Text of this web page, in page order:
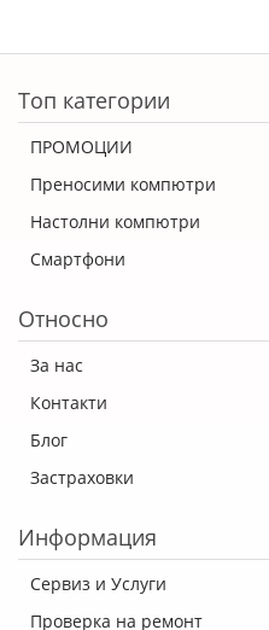
Топ категории
ПРОМОЦИИ
Преносими компютри
Настолни компютри
Смартфони
Относно
За нас
Контакти
Блог
Застраховки
Информация
Сервиз и Услуги
Проверка на ремонт